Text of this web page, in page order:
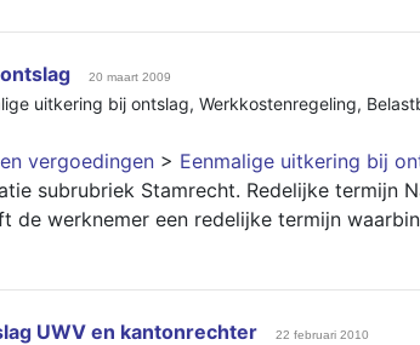
20 maart 2009
uitkering bij ontslag, Werkkostenregeling,
vergoedingen > Eenmalige uitkering bij
subrubriek Stamrecht. Redelijke termijn
de werknemer een redelijke termijn
UWV en kantonrechter 22 februari 2010